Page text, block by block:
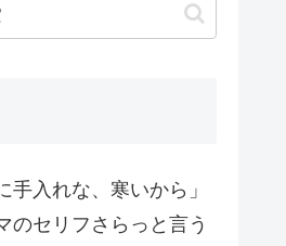
手入れな、寒いから」
のセリフさらっと言う